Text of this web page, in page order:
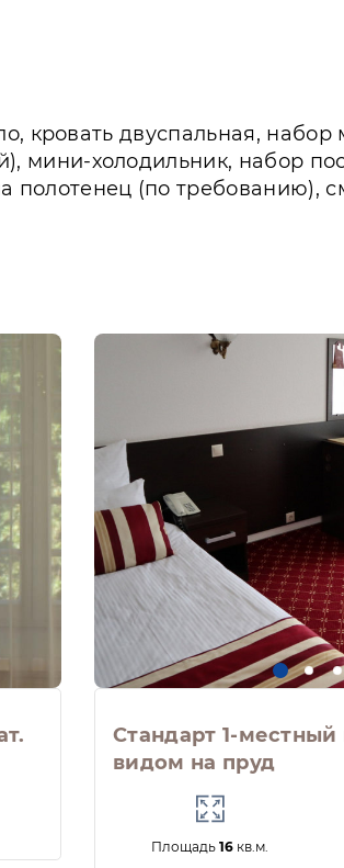
кровать двуспальная, набор
мини-холодильник, набор
полотенец (по требованию),
Стандарт 1-
видом на пруд
Площадь16 кв.м.